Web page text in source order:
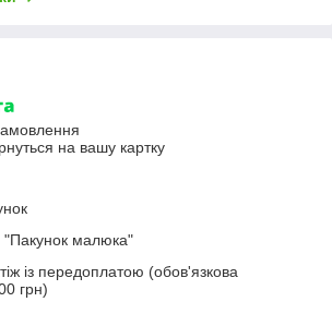
на вашу картку
малюка"
із передоплатою (обов'язкова
грн)